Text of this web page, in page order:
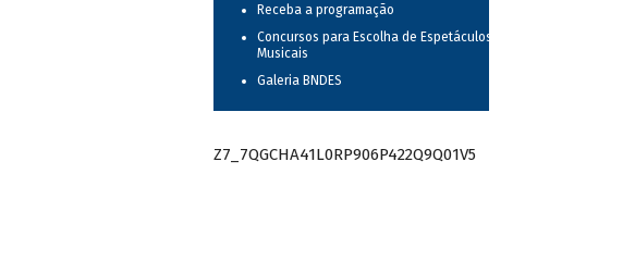
Receba a programação
Concursos para Escolha de Espetáculos
Musicais
Galeria BNDES
Z7_7QGCHA41L0RP906P422Q9Q01V5